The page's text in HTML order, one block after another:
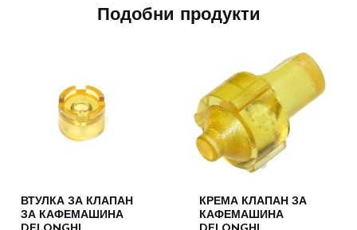
Подобни продукти
ВТУЛКА ЗА КЛАПАН
ЗА КАФЕМАШИНА
КРЕМА КЛАПАН ЗА
КАФЕМАШИНА